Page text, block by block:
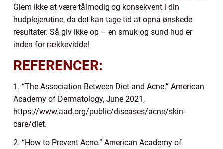
Glem ikke at være tålmodig og konsekvent i din
hudplejerutine, da det kan tage tid at opnå ønskede
resultater. Så giv ikke op – en smuk og sund hud er
inden for rækkevidde!
REFERENCER:
1. “The Association Between Diet and Acne.” American
Academy of Dermatology, June 2021,
https://www.aad.org/public/diseases/acne/skin-
care/diet.
2. “How to Prevent Acne.” American Academy of